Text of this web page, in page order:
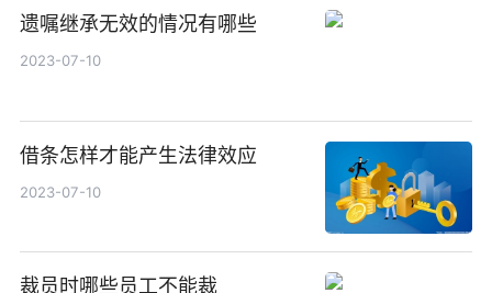
遗嘱继承无效的情况有哪些
2023-07-10
借条怎样才能产生法律效应
2023-07-10
裁员时哪些员工不能裁